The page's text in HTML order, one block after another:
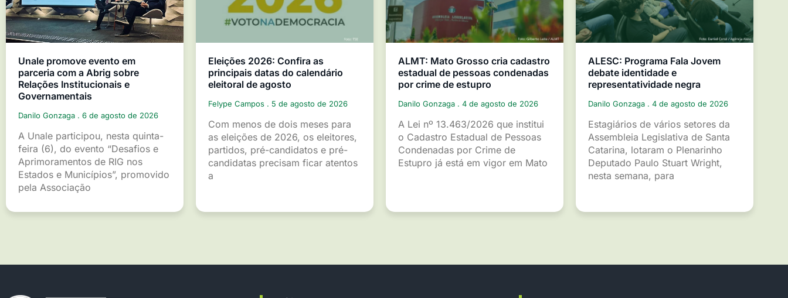
Unale promove evento em
parceria com a Abrig sobre
Relações Institucionais e
Governamentais
Danilo Gonzaga 6 de agosto de 2026
A Unale participou, nesta quinta-
feira (6), do evento “Desafios e
Aprimoramentos de RIG nos
Estados e Municípios”, promovido
pela Associação
Eleições 2026: Confira as
principais datas do calendário
eleitoral de agosto
Felype Campos 5 de agosto de 2026
Com menos de dois meses para
as eleições de 2026, os eleitores,
partidos, pré-candidatos e pré-
candidatas precisam ficar atentos
a
ALMT: Mato Grosso cria cadastro
estadual de pessoas condenadas
por crime de estupro
Danilo Gonzaga 4 de agosto de 2026
A Lei nº 13.463/2026 que institui
o Cadastro Estadual de Pessoas
Condenadas por Crime de
Estupro já está em vigor em Mato
ALESC: Programa Fala Jovem
debate identidade e
representatividade negra
Danilo Gonzaga 4 de agosto de 2026
Estagiários de vários setores da
Assembleia Legislativa de Santa
Catarina, lotaram o Plenarinho
Deputado Paulo Stuart Wright,
nesta semana, para